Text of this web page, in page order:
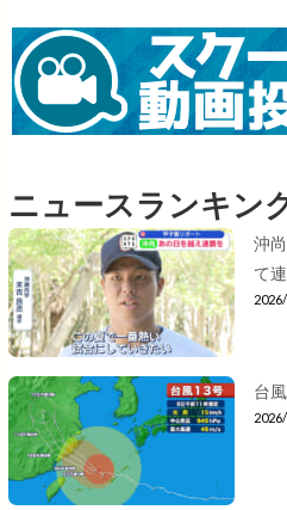
ニュースランキン
沖
て
台